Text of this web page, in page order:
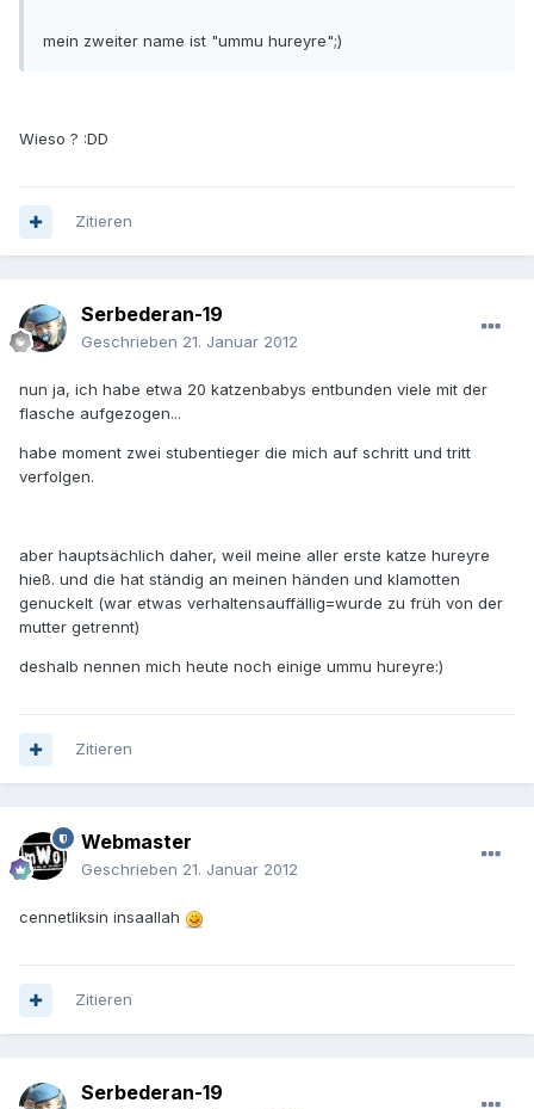
mein zweiter name ist "ummu hureyre";)
Wieso ? :DD
Zitieren
Serbederan-19
Geschrieben 21. Januar 2012
nun ja, ich habe etwa 20 katzenbabys entbunden viele mit der
flasche aufgezogen...
habe moment zwei stubentieger die mich auf schritt und tritt
verfolgen.
aber hauptsächlich daher, weil meine aller erste katze hureyre
hieß. und die hat ständig an meinen händen und klamotten
genuckelt (war etwas verhaltensauffällig=wurde zu früh von der
mutter getrennt)
deshalb nennen mich heute noch einige ummu hureyre:)
Zitieren
Webmaster
Geschrieben 21. Januar 2012
cennetliksin insaallah
Zitieren
Serbederan-19